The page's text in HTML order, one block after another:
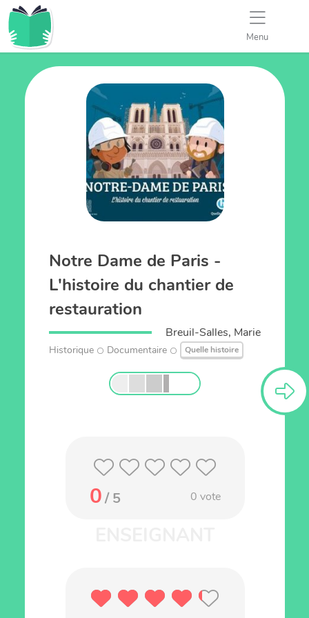
Menu
Notre Dame de Paris -
L'histoire du chantier de
restauration
Breuil-Salles, Marie
Historique Documentaire Quelle histoire
0/ 5 0 vote